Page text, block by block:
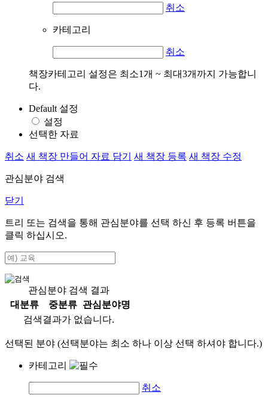
취소
카테고리
취소
책장카테고리 설정은 최소1개 ~ 최대3개까지 가능합니
다.
Default 설정
설정
선택한 자료
취소 새 책장 만들어 자료 담기 새 책장 등록 새 책장 수정
관심분야 검색
닫기
트리 또는 검색을 통해 관심분야를 선택 하신 후 등록 버튼을
클릭 하십시오.
관심분야 검색 결과
대분류
중분류
관심분야명
검색결과가 없습니다.
선택된 분야 (선택분야는 최소 하나 이상 선택 하셔야 합니다.)
카테고리
취소